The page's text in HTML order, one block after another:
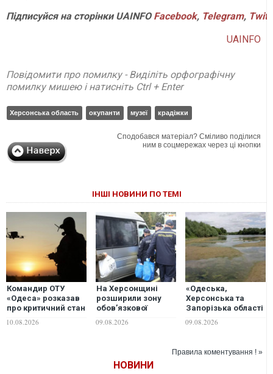
Підписуйся на сторінки UAINFO Facebook, Telegram,
UAINFO
Повідомити про помилку - Виділіть орфографічну
помилку мишею і натисніть Ctrl + Enter
Херсонська область окупанти музеї крадіжки
Сподобався матеріал? Сміливо поділися
ним в соцмережах через ці кнопки
ІНШІ НОВИНИ ПО ТЕМІ
Командир ОТУ
«Одеса» розказав
про критичний стан
Кінбурні
10.08.2026
На Херсонщині
розширили зону
обов’язкової
російський терор
09.08.2026
«Одеська,
Херсонська та
Запорізька області
експерт пояснив,
водних ресурсів
09.08.2026
Правила коментування ! »
НОВИНИ